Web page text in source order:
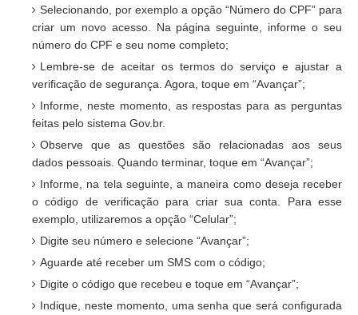
Selecionando, por exemplo a opção “Número do CPF” para
criar um novo acesso. Na página seguinte, informe o seu
número do CPF e seu nome completo;
Lembre-se de aceitar os termos do serviço e ajustar a
verificação de segurança. Agora, toque em “Avançar”;
Informe, neste momento, as respostas para as perguntas
feitas pelo sistema Gov.br.
Observe que as questões são relacionadas aos seus
dados pessoais. Quando terminar, toque em “Avançar”;
Informe, na tela seguinte, a maneira como deseja receber
o código de verificação para criar sua conta. Para esse
exemplo, utilizaremos a opção “Celular”;
Digite seu número e selecione “Avançar”;
Aguarde até receber um SMS com o código;
Digite o código que recebeu e toque em “Avançar”;
Indique, neste momento, uma senha que será configurada